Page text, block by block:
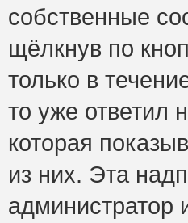
собственные
щёлкнув по
только в
то уже ответил
которая
из них. Эта
администратор